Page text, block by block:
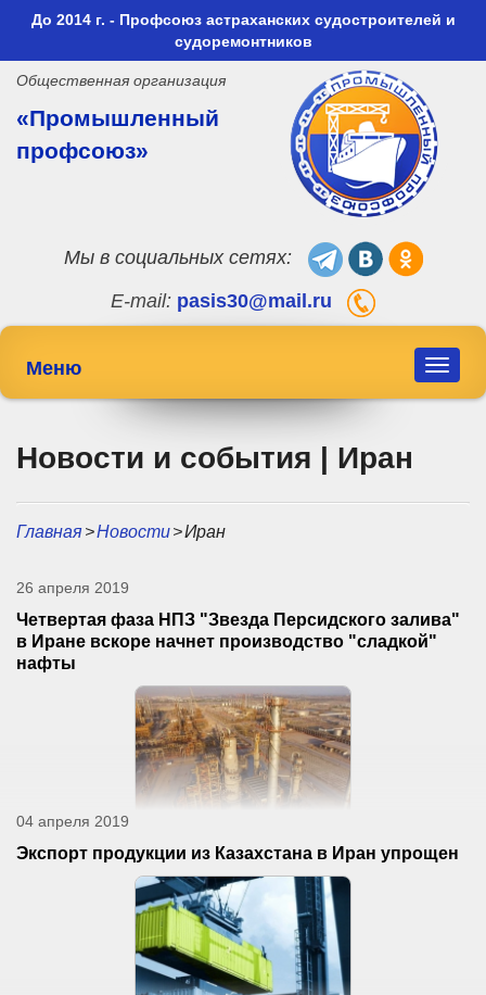
До 2014 г. - Профсоюз астраханских судостроителей и
судоремонтников
Общественная организация
«Промышленный
профсоюз»
Мы в социальных сетях:
E-mail: pasis30@mail.ru
Toggle
Меню
Новости и события | Иран
Главная>Новости>Иран
26 апреля 2019
Четвертая фаза НПЗ "Звезда Персидского залива"
в Иране вскоре начнет производство "сладкой"
нафты
04 апреля 2019
Экспорт продукции из Казахстана в Иран упрощен